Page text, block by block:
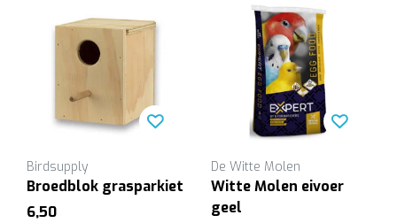
Birdsupply
Broedblok grasparkiet
6,50
De Witte Molen
Witte Molen eivoer
geel